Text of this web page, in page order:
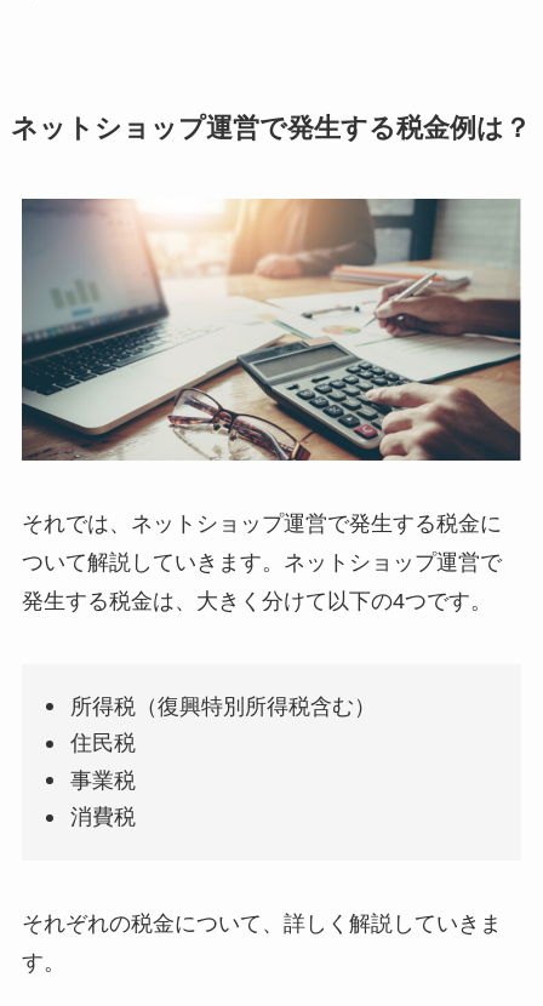
ネットショップ運営で発生する税金例は？
それでは、ネットショップ運営で発生する税金に
ついて解説していきます。ネットショップ運営で
発生する税金は、大きく分けて以下の4つです。
所得税（復興特別所得税含む）
住民税
事業税
消費税
それぞれの税金について、詳しく解説していきま
す。